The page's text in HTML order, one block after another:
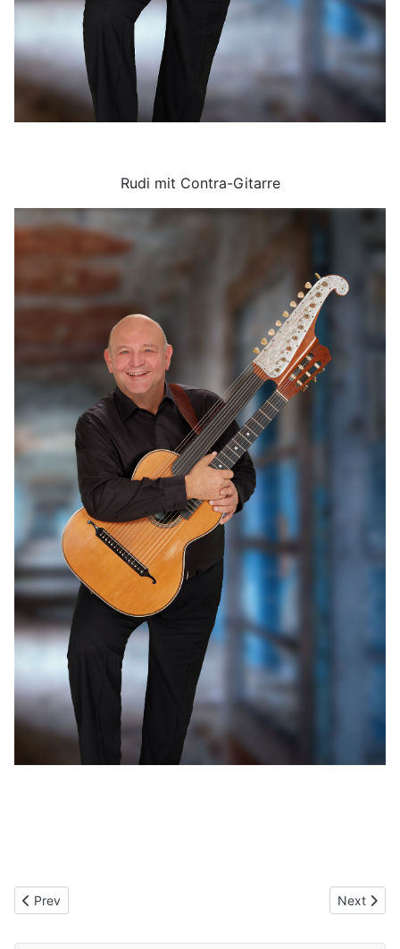
Rudi mit Contra-Gitarre
Previous article: Andreas Heimgreiter
Prev Next
Next